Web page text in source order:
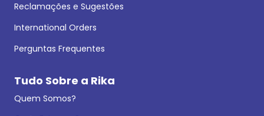
Reclamações e Sugestões
International Orders
Perguntas Frequentes
Tudo Sobre a Rika
Quem Somos?